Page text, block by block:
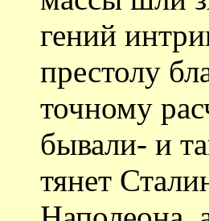
гений
престолу
точному
бывали- и
тянет